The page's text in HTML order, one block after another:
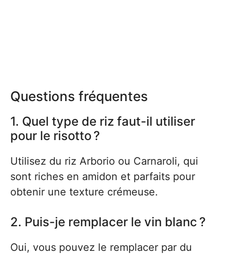
Questions fréquentes
1. Quel type de riz faut-il utiliser
pour le risotto ?
Utilisez du riz Arborio ou Carnaroli, qui
sont riches en amidon et parfaits pour
obtenir une texture crémeuse.
2. Puis-je remplacer le vin blanc ?
Oui, vous pouvez le remplacer par du